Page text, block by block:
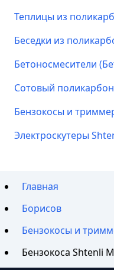
Теплицы из
Беседки из
Бетоносмесители
Сотовый
Бензокосы и
Электроскутеры
Главная
Борисов
Бензокосы и
Бензокоса Shtenli